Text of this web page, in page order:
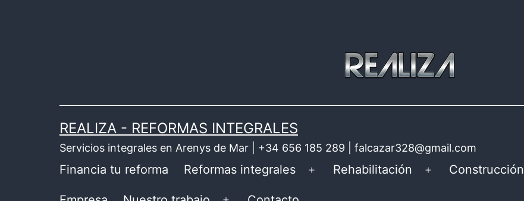
REALIZA - REFORMAS INTEGRALES
Servicios integrales en Arenys de Mar | +34 656 185 289 | falcazar328@gmail.com
Financia tu reforma Reformas integrales
Abrir
Rehabilitación
Abrir
Construcción